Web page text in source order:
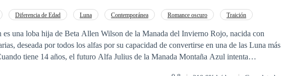
Diferencia de Edad Luna Contemporánea Romance oscuro
Traición
una loba hija de Beta Allen Wilson de la Manada del Invierno Rojo, nacida con
deseada por todos los alfas por su capacidad de convertirse en una de las Luna más
tiene 14 años, el futuro Alfa Julius de la Manada Montaña Azul intenta